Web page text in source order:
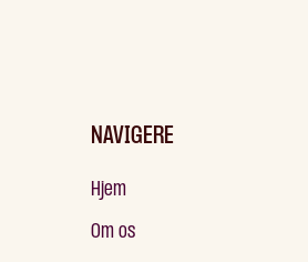
NAVIGERE
Hjem
Om os